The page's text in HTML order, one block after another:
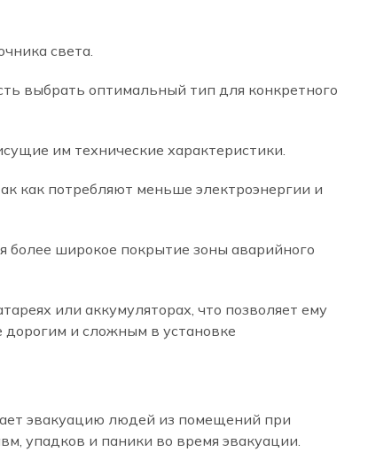
света.
выбрать оптимальный тип для конкретного
им технические характеристики.
как потребляют меньше электроэнергии и
широкое покрытие зоны аварийного
или аккумуляторах, что позволяет ему
и сложным в установке
эвакуацию людей из помещений при
упадков и паники во время эвакуации.